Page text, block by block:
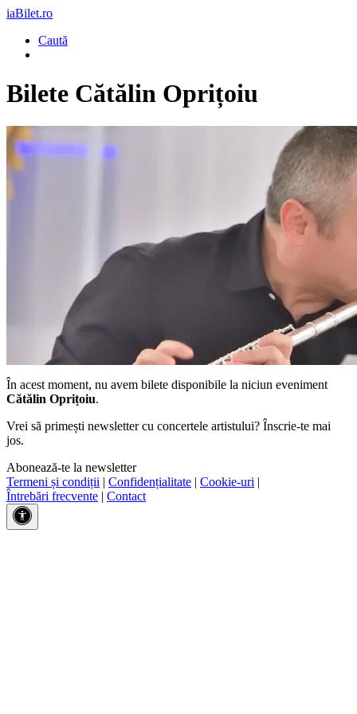
iaBilet.ro
Caută
Bilete Cătălin Oprițoiu
În acest moment, nu avem bilete disponibile la niciun eveniment
Cătălin Oprițoiu.
Vrei să primești newsletter cu concertele artistului? Înscrie-te mai
jos.
Abonează-te la newsletter
Termeni și condiții | Confidențialitate | Cookie-uri |
Întrebări frecvente | Contact